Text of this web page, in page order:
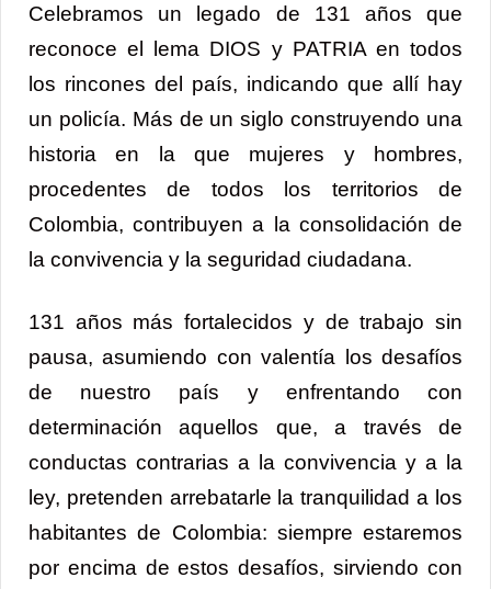
Celebramos un legado de 131 años que
reconoce el lema DIOS y PATRIA en todos
los rincones del país, indicando que allí hay
un policía. Más de un siglo construyendo una
historia en la que mujeres y hombres,
procedentes de todos los territorios de
Colombia, contribuyen a la consolidación de
la convivencia y la seguridad ciudadana.
131 años más fortalecidos y de trabajo sin
pausa, asumiendo con valentía los desafíos
de nuestro país y enfrentando con
determinación aquellos que, a través de
conductas contrarias a la convivencia y a la
ley, pretenden arrebatarle la tranquilidad a los
habitantes de Colombia: siempre estaremos
por encima de estos desafíos, sirviendo con